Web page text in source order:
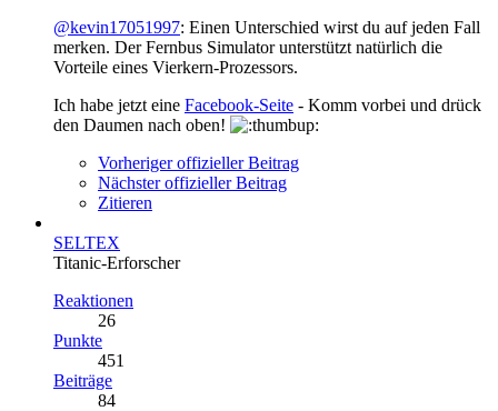
@kevin17051997: Einen Unterschied wirst du auf jeden Fall
merken. Der Fernbus Simulator unterstützt natürlich die
Vorteile eines Vierkern-Prozessors.
Ich habe jetzt eine Facebook-Seite - Komm vorbei und drück
den Daumen nach oben!
Vorheriger offizieller Beitrag
Nächster offizieller Beitrag
Zitieren
SELTEX
Titanic-Erforscher
Reaktionen
26
Punkte
451
Beiträge
84